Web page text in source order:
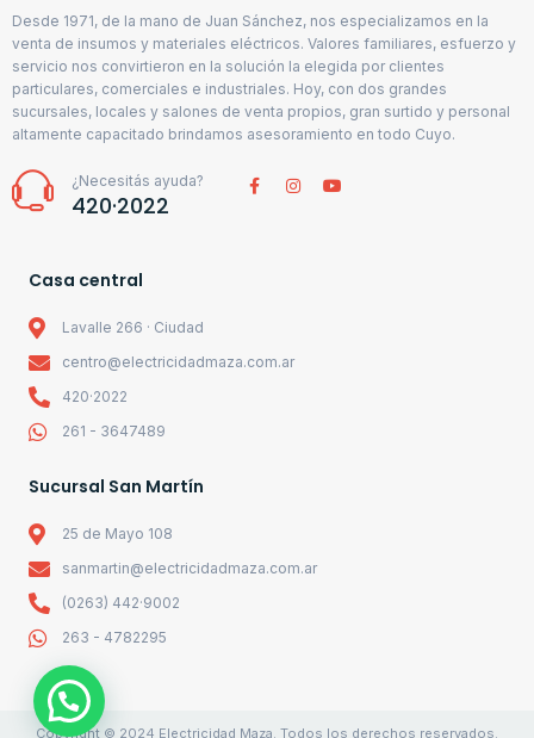
Desde 1971, de la mano de Juan Sánchez, nos especializamos en la
venta de insumos y materiales eléctricos. Valores familiares, esfuerzo y
servicio nos convirtieron en la solución la elegida por clientes
particulares, comerciales e industriales. Hoy, con dos grandes
sucursales, locales y salones de venta propios, gran surtido y personal
altamente capacitado brindamos asesoramiento en todo Cuyo.
¿Necesitás ayuda?
420·2022
Casa central
Lavalle 266 · Ciudad
centro@electricidadmaza.com.ar
420·2022
261 - 3647489
Sucursal San Martín
25 de Mayo 108
sanmartin@electricidadmaza.com.ar
(0263) 442·9002
263 - 4782295
Copyright © 2024 Electricidad Maza. Todos los derechos reservados.